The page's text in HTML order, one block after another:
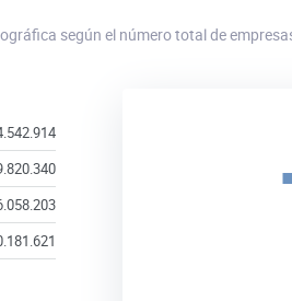
según el número total de